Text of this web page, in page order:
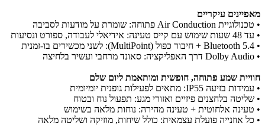
מאפיינים עיקריים
• טכנולוגיית Air Conduction פתוחה: שומרת על מודעות לסביבה
• עד 48 שעות שימוש עם קייס טעינה: אידיאלי לעבודה, ספורט ונסיעות
• Bluetooth 5.4 + חיבור כפול (MultiPoint): לשני מכשירים בו-זמנית
• Dolby Audio דרך האפליקציה: סאונד מרחבי ועשיר בלחיצה
חוויית שמע פתוחה, חופשית ומותאמת ליום שלם
• עמידות בזיעה IP55: מתאים לפעילות גופנית יומיומית
• שליטה בלחצנים פיזיים ואזורי מגע: תפעול נוח ובטוח
• טעינה אלחוטית + טעינה מהירה: נוחות מלאה בשימוש
• כל אוזנייה פועלת עצמאית: כולל שיחות, מוזיקה ושליטה מלאה